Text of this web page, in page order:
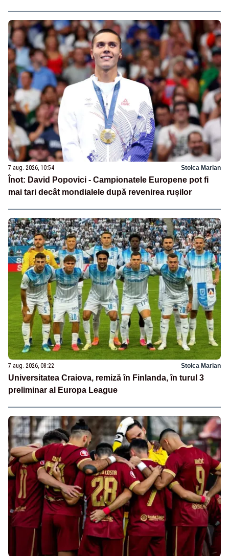
7 aug. 2026, 10:54 Stoica Marian
Înot: David Popovici - Campionatele Europene pot fi
mai tari decât mondialele după revenirea rușilor
7 aug. 2026, 08:22 Stoica Marian
Universitatea Craiova, remiză în Finlanda, în turul 3
preliminar al Europa League